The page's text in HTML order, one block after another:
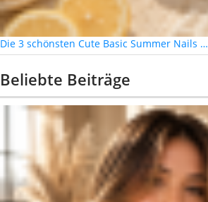
Die 3 schönsten Cute Basic Summer Nails …
Beliebte Beiträge